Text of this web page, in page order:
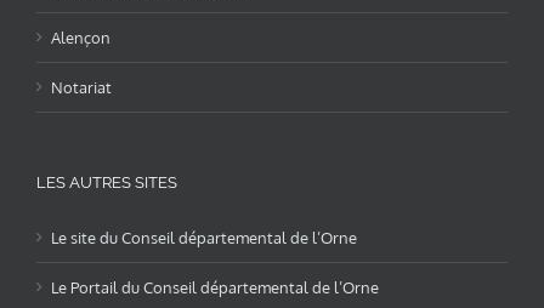
Alençon
Notariat
LES AUTRES SITES
Le site du Conseil départemental de l’Orne
Le Portail du Conseil départemental de l’Orne